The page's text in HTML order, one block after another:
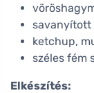
savanyított
ketchup,
széles fém
Elkészítés: